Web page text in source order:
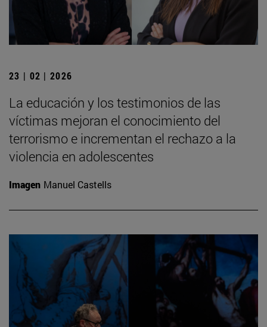
23 | 02 | 2026
La educación y los testimonios de las
víctimas mejoran el conocimiento del
terrorismo e incrementan el rechazo a la
violencia en adolescentes
Imagen Manuel Castells